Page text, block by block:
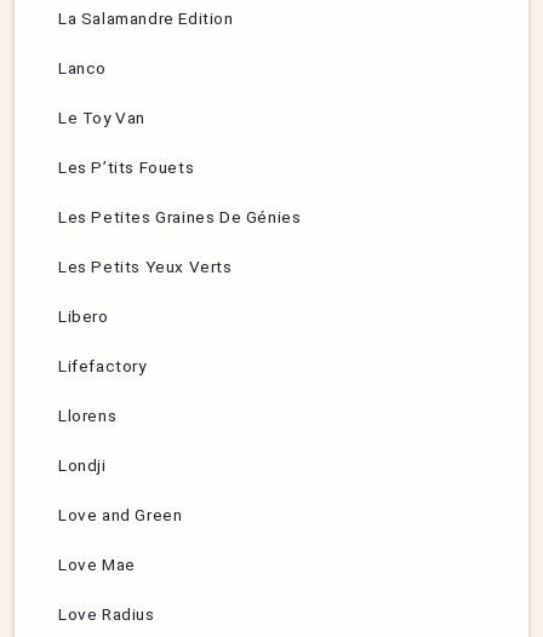
La Salamandre Edition
Lanco
Le Toy Van
Les P’tits Fouets
Les Petites Graines De Génies
Les Petits Yeux Verts
Libero
Lifefactory
Llorens
Londji
Love and Green
Love Mae
Love Radius